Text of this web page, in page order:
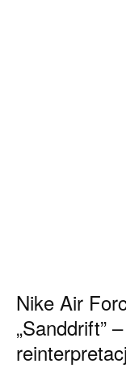
Nike Air
„Sanddrift”